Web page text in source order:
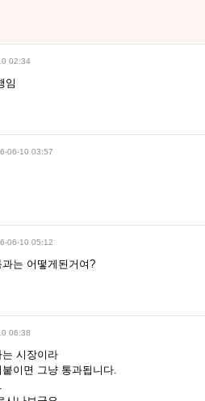
02:34
임
06-10 03:57
06-10 05:12
는 어떻게된거여?
06:38
시장이라
이면 그냥 통과됩니다.